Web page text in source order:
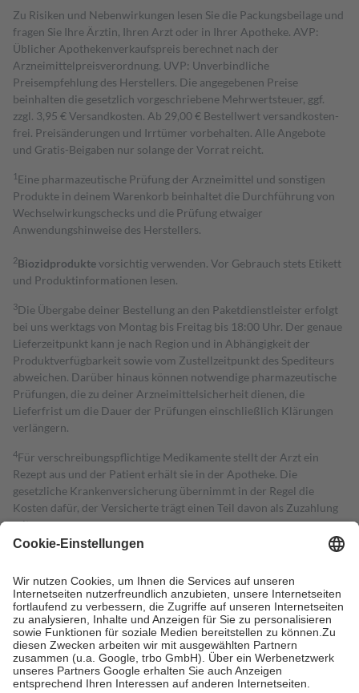
Zu Risiken und Nebenwirkungen lesen Sie die Packungsbeilage und
fragen Sie Ihre Ärztin, Ihren Arzt oder in Ihrer Apotheke. AVP:
Üblicher Apothekenverkaufspreis berechnet nach der
Arzneimittelpreisverordnung. UVP: Unverbindliche
Preisempfehlung des Herstellers. Die angegebenen Preise
beinhalten die gesetzlich vorgeschriebene Mehrwertsteuer, ggf.
zzgl. 3,95 € Versandkosten. Ab 29,00 € Bestell­wert versand­kosten­
frei. Preisänderungen und Irrtümer vorbehalten. Alle Angebote
und Gratis-Beigaben nur solange der Vorrat reicht.
1 Eine pharmazeutische Prüfung der Arzneimittel und sonstigen
Produkte in deinem Warenkorb beinhaltet die Durchführung von
Wechselwirkungschecks und die Prüfung etwaiger
Anwendungshinweise des Herstellers.
2Biozidproduktevorsichtig verwenden. Vor Gebrauch stets Etikett
und Produktinformationen lesen.
3Die Übergabe deiner Bestellung an den Paketdienstleister erfolgt
bei uns werktags von Montag bis Freitag bis 18:00 Uhr. Der genaue
Lieferzeitpunkt kann je nach Region und in Abhängigkeit der
Produktverfügbarkeit sowie vom Zustellzeitpunkt des Spediteurs
abweichen. Darüber hinaus können notwendige pharmazeutische
Prüfungen, die zu deiner Arzneimittelsicherheit dienen, die
Lieferfrist um die Dauer der Prüfungen einschließlich Klärungen
verlängern.
4Für verschreibungspflichtige Medikamente stellt der Arzt ein
Rezept aus und der Patient erhält sie in der Apotheke. Die
gesetzliche Krankenversicherung übernimmt in der Regel die
Kosten dafür, der Versicherte trägt einen Teil davon als Zuzahlung
mit.
Grundsätzlich leisten Mitglieder Zuzahlungen in Höhe von zehn
höchstens zehn Euro.
Es sind jedoch nie mehr als die tatsächlichen
Kosten der Leistung zu entrichten.
Diese Regeln gelten grundsätzlich auch für Online-Apotheken.
Bei Heilmitteln und häuslicher Krankenpflege beträgt die
Zuzahlung zehn Prozent der Kosten sowie zehn Euro je
Verordnung.
Um das Engagement der Versicherten für ihre eigene Gesundheit zu